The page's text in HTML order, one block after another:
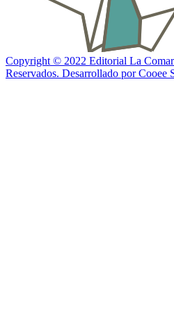
Copyright © 2022 Editorial La
Reservados. Desarrollado por Cooee